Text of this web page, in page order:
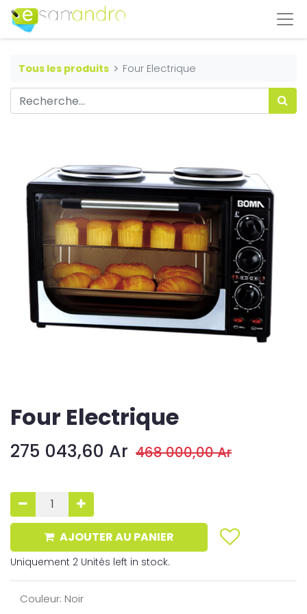
Tous les produits Four Electrique
Four Electrique
275 043,60 Ar 468 000,00Ar
AJOUTER AU PANIER
Uniquement 2 Unités left in stock.
Couleur: Noir